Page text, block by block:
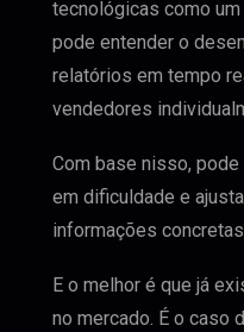
tecnológicas como um
pode entender o
relatórios em tempo
vendedores
Com base nisso,
em dificuldade e
informações
E o melhor é que já
no mercado. É o caso